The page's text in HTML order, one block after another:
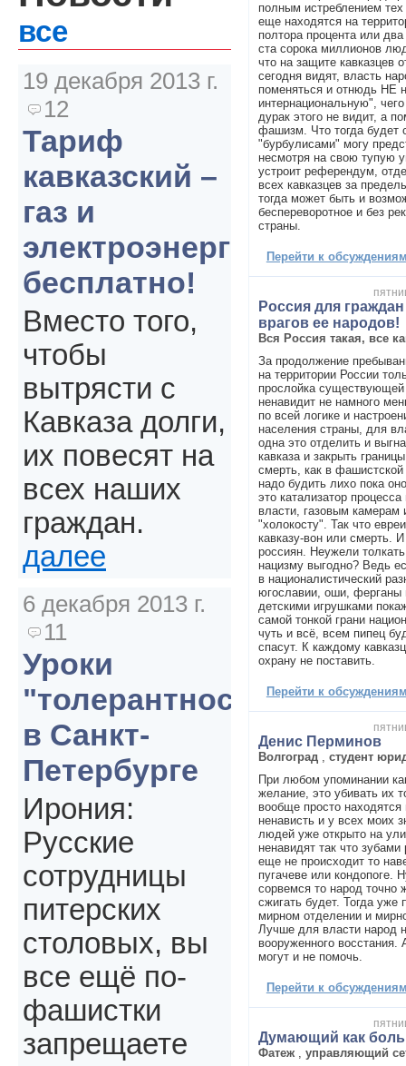
полным истреблением тех
еще находятся на
полтора процента или
ста сорока миллионов
что на защите кавказцев
сегодня видят, власть
поменяться и отнюдь НЕ
интернациональную",
дурак этого не видит, а
фашизм. Что тогда будет
"бурбулисами" могу
несмотря на свою тупую
устроит референдум,
всех кавказцев за
тогда может быть и
беспереворотное и без
страны.
Перейти к
Россия для
врагов ее народов!
Вся Россия такая, все
За продолжение
на территории России
прослойка
ненавидит не намного
по всей логике и
населения страны, для
одна это отделить и
кавказа и закрыть
смерть, как в
надо будить лихо пока
это катализатор
власти, газовым камерам
"холокосту". Так что
кавказу-вон или смерть.
россиян. Неужели
нацизму выгодно? Ведь
в националистический
югославии, оши, ферганы
детскими игрушками
самой тонкой грани
чуть и всё, всем пипец
спасут. К каждому
охрану не поставить.
Перейти к
Денис Перминов
Волгоград
студент
При любом упоминании
желание, это убивать их
вообще просто
ненависть и у всех моих
людей уже открыто на
ненавидят так что
еще не происходит то
пугачеве или кондопоге.
сорвемся то народ точно
сжигать будет. Тогда уже
мирном отделении и
Лучше для власти народ
вооруженного восстания.
могут и не помочь.
Перейти к
Думающий как
Фатеж управляющий
все
19 декабря 2013 г.
12
Тариф
кавказский –
газ и
электроэнергия
бесплатно!
Вместо того,
чтобы
вытрясти с
Кавказа долги,
их повесят на
всех наших
граждан.
далее
6 декабря 2013 г.
11
Уроки
"толерантности"
в Санкт-
Петербурге
Ирония:
Русские
сотрудницы
питерских
столовых, вы
все ещё по-
фашистки
запрещаете